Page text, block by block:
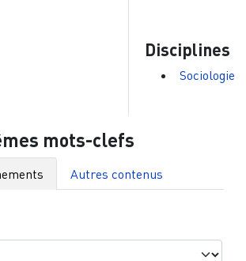
Disciplines
Sociologie
mots-clefs
Autres contenus